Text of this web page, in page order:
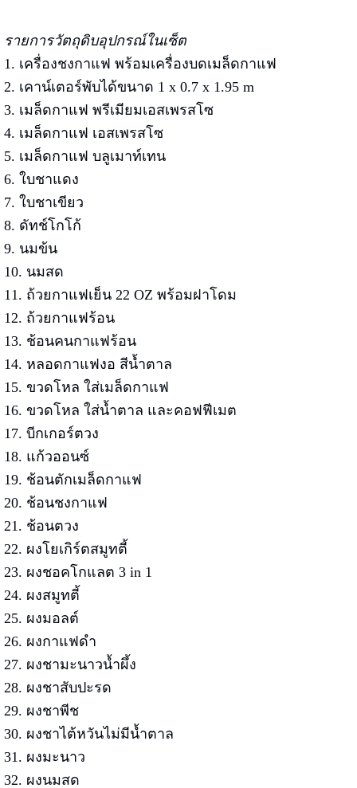
รายการวัตถุดิบอุปกรณ์ในเซ็ต
1. เครื่องชงกาแฟ พร้อมเครื่องบดเมล็ดกาแฟ
2. เคาน์เตอร์พับได้ขนาด 1 x 0.7 x 1.95 m
3. เมล็ดกาแฟ พรีเมียมเอสเพรสโซ
4. เมล็ดกาแฟ เอสเพรสโซ
5. เมล็ดกาแฟ บลูเมาท์เทน
6. ใบชาแดง
7. ใบชาเขียว
8. ดัทช์โกโก้
9. นมข้น
10. นมสด
11. ถ้วยกาแฟเย็น 22 OZ พร้อมฝาโดม
12. ถ้วยกาแฟร้อน
13. ช้อนคนกาแฟร้อน
14. หลอดกาแฟงอ สีน้ำตาล
15. ขวดโหล ใส่เมล็ดกาแฟ
16. ขวดโหล ใส่น้ำตาล และคอฟฟีเมต
17. บีกเกอร์ตวง
18. แก้วออนซ์
19. ช้อนตักเมล็ดกาแฟ
20. ช้อนชงกาแฟ
21. ช้อนตวง
22. ผงโยเกิร์ตสมูทตี้
23. ผงชอคโกแลต 3 in 1
24. ผงสมูทตี้
25. ผงมอลต์
26. ผงกาแฟดำ
27. ผงชามะนาวน้ำผึ้ง
28. ผงชาสับปะรด
29. ผงชาพีช
30. ผงชาไต้หวันไม่มีน้ำตาล
31. ผงมะนาว
32. ผงนมสด